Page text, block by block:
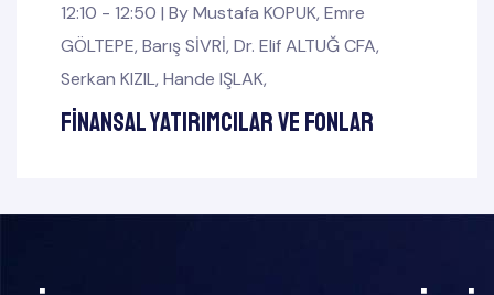
12:10 - 12:50 | ByMustafa KOPUK, Emre
GÖLTEPE, Barış SİVRİ, Dr. Elif ALTUĞ CFA,
Serkan KIZIL, Hande IŞLAK,
Finansal Yatırımcılar ve Fonlar